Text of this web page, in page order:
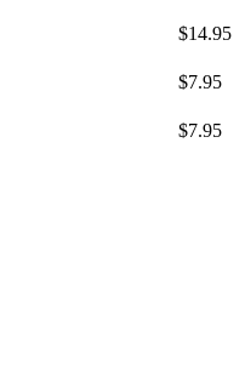
$14.95
$7.95
$7.95